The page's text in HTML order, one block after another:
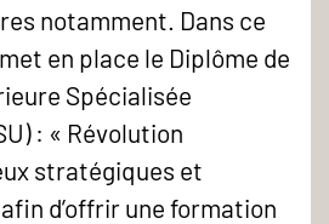
notamment. Dans ce
en place le Diplôme de
Spécialisée
: « Révolution
stratégiques et
d’offrir une formation